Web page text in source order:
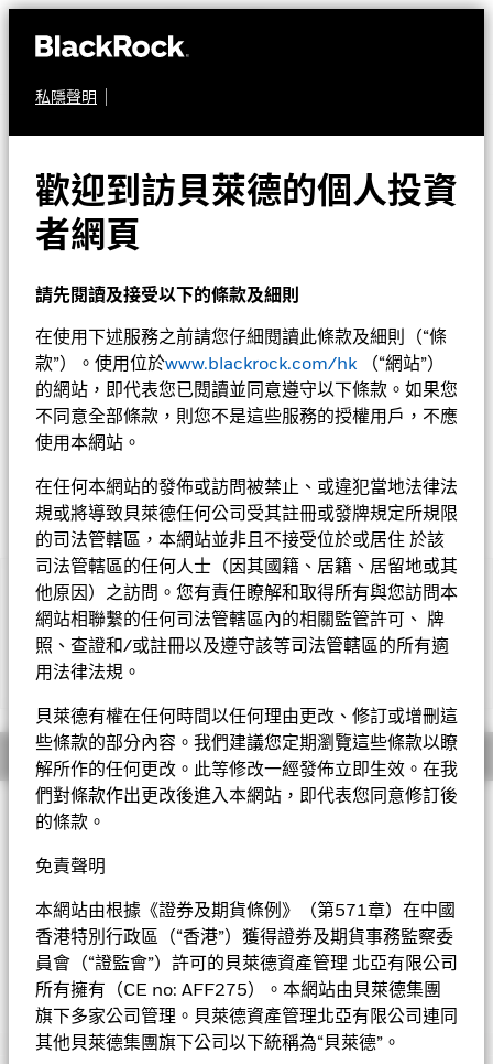
私隱聲明
歡迎到訪貝萊德的個人投資
者網頁
請先閱讀及接受以下的條款及細則
在使用下述服務之前請您仔細閱讀此條款及細則（“條
款”）。使用位於www.blackrock.com/hk （“網站”）
的網站，即代表您已閱讀並同意遵守以下條款。如果您
不同意全部條款，則您不是這些服務的授權用戶，不應
使用本網站。
在任何本網站的發佈或訪問被禁止、或違犯當地法律法
規或將導致貝萊德任何公司受其註冊或發牌規定所規限
的司法管轄區，本網站並非且不接受位於或居住 於該
司法管轄區的任何人士（因其國籍、居籍、居留地或其
他原因）之訪問。您有責任瞭解和取得所有與您訪問本
網站相聯繫的任何司法管轄區內的相關監管許可、 牌
照、查證和/或註冊以及遵守該等司法管轄區的所有適
用法律法規。
貝萊德有權在任何時間以任何理由更改、修訂或增刪這
些條款的部分內容。我們建議您定期瀏覽這些條款以瞭
解所作的任何更改。此等修改一經發佈立即生效。在我
們對條款作出更改後進入本網站，即代表您同意修訂後
的條款。
免責聲明
本網站由根據《證券及期貨條例》（第571章）在中國
香港特別行政區（“香港”）獲得證券及期貨事務監察委
員會（“證監會”）許可的貝萊德資產管理 北亞有限公司
所有擁有（CE no: AFF275）。本網站由貝萊德集團
旗下多家公司管理。貝萊德資產管理北亞有限公司連同
其他貝萊德集團旗下公司以下統稱為“貝萊德”。
多元資產
貝萊德系統分析環球入息
及增長基金
淨值截至 2026年8月6日
AUD 11.12
52週波幅 10.43 - 11.14
重要提示︰
• 採用ESG 標準為主的投資原則可能影響基金的表現。由於ESG標
準和可持續主題或行業缺乏標準化分類，不同投資經理採用的評估
方法各異。在依據ESG標準時, 或會因依賴第三方信息而未能正確
評估某一證券或發行人。基金可能也存在錯誤地應用相關ESG標準
的風險。基金投資於股票，較大的股票價值波動可招致重大虧損。
基金可能投資於評級受實際或預期下降所影響的債務證券。利率上
升可能對基金所持有的債券價值造成不利影響。基金可能投資於非
投資級及無評級債券，可能需承受較高的違約、波動性及流動性風
險。
• 基金投資於其他集體投資計劃（「相關CIS」），可能包括不受
劃。相關CIS可能無法達致它們的投資目標和策略，這可能對基金
額外成本。該相關CIS可能不具備足夠的流動性應付基金的贖回要
求。基金可能因為投資於由貝萊德集團的一個或多個聯繫公司管理
的相關CIS而產生潛在的利益衝突。基金使用包含定量分析的專有
模型來實現其投資目標，但不保證這些模型將按預測執行並為基金
做出有效的投資決定。第三方數據和歷史數據也可能不准確或不完
整，從而限制模型的有效性。
• 基金需承受貨幣匯率風險、包括人民幣計值類別的貨幣兌換風
概要
投資目標
（「ESG」）原則的投資方式，力求從其投資提供入息及資本增
均而言，通常將其總資產的三分之二投資於股票，及將其總資產
的三分之一投資於定息可轉讓證券（亦稱為債務證券，可包括基
金最多將其總資產的20%投資於若干高收益定息可轉讓證券），
以及投資於集體投資計劃、現金、存款及貨幣市場工具。
貝萊德系統分析環球入息及增長基金